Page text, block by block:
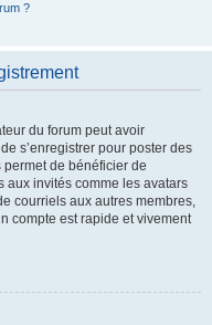
?
du forum peut avoir
s’enregistrer pour poster des
permet de bénéficier de
invités comme les avatars
courriels aux autres membres,
compte est rapide et vivement